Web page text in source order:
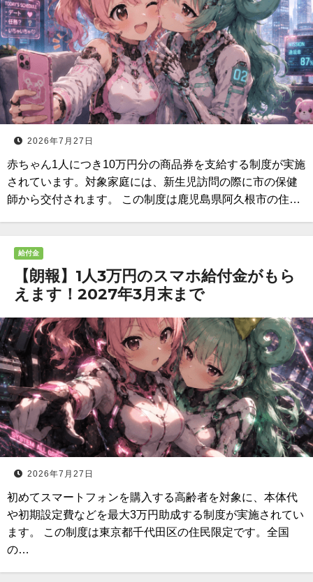
2026年7月27日
赤ちゃん1人につき10万円分の商品券を支給する制度が実施
されています。対象家庭には、新生児訪問の際に市の保健
師から交付されます。 この制度は鹿児島県阿久根市の住…
給付金
【朗報】1人3万円のスマホ給付金がもら
えます！2027年3月末まで
2026年7月27日
初めてスマートフォンを購入する高齢者を対象に、本体代
や初期設定費などを最大3万円助成する制度が実施されてい
ます。 この制度は東京都千代田区の住民限定です。全国
の…